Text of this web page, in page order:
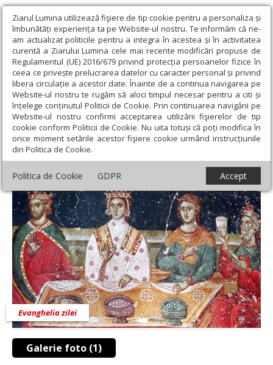
Ziarul Lumina utilizează fişiere de tip cookie pentru a personaliza și
îmbunătăți experiența ta pe Website-ul nostru. Te informăm că ne-
am actualizat politicile pentru a integra în acestea și în activitatea
curentă a Ziarului Lumina cele mai recente modificări propuse de
Regulamentul (UE) 2016/679 privind protecția persoanelor fizice în
ceea ce privește prelucrarea datelor cu caracter personal și privind
libera circulație a acestor date. Înainte de a continua navigarea pe
Website-ul nostru te rugăm să aloci timpul necesar pentru a citi și
înțelege conținutul Politicii de Cookie. Prin continuarea navigării pe
Website-ul nostru confirmi acceptarea utilizării fişierelor de tip
cookie conform Politicii de Cookie. Nu uita totuși că poți modifica în
orice moment setările acestor fişiere cookie urmând instrucțiunile
din Politica de Cookie.
Politica de Cookie GDPR Accept
Ziarul Lumina › Teologie și spiritualitate › Evanghelia zilei ›
Matei 6, 31-34; 7, 9-11 (Nu vă îngrijiți de cele lumești!)
Matei 6, 31-34; 7, 9-11 (Nu vă îngrijiți de cele
lumești!)
Galerie foto (1)
Evanghelia zilei